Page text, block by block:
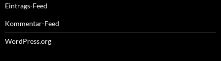
Eintrags-Feed
Kommentar-Feed
WordPress.org